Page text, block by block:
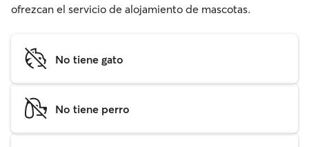
ofrezcan el servicio de alojamiento de mascotas.
No tiene gato
No tiene perro